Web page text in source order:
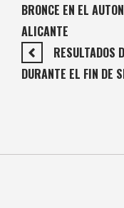
BRONCE EN EL
ALICANTE
RESULTADOS
DURANTE EL FIN DE